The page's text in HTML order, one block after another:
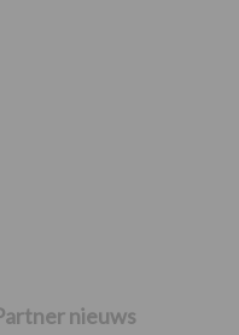
nieuws